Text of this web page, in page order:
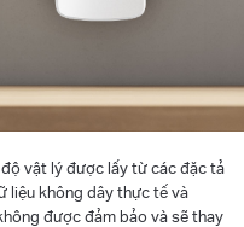
vật lý được lấy từ các đặc tả
liệu không dây thực tế và
được đảm bảo và sẽ thay